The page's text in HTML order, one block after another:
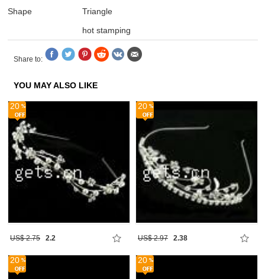
Shape
Triangle
hot stamping
Share to:
YOU MAY ALSO LIKE
20
US$ 2.75 2.2
20
US$ 2.97 2.38
20 20